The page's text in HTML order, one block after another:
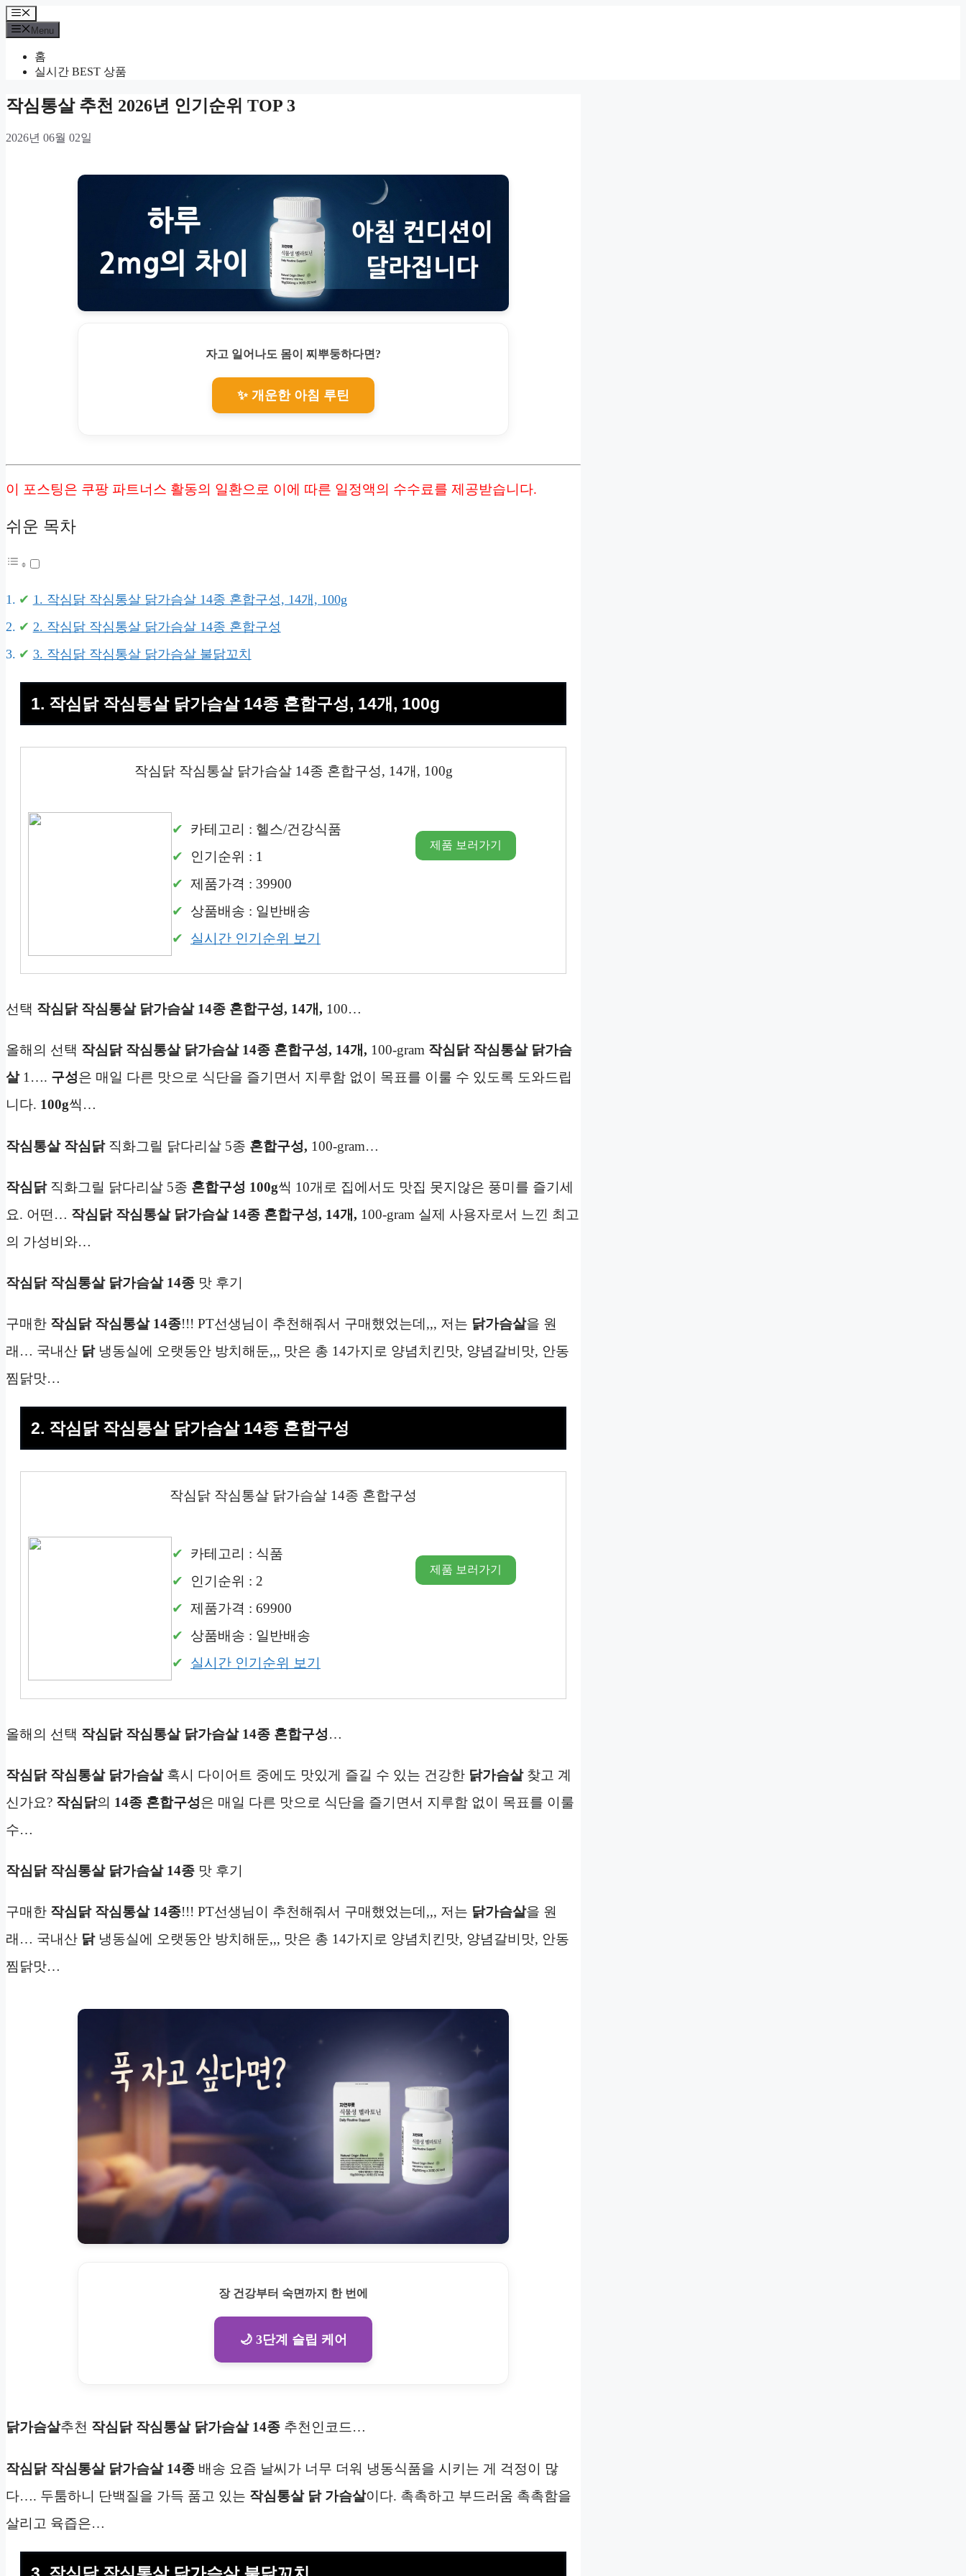
Skip
to
content
Menu
Menu
홈
실시간 BEST 상품
작심통살 추천 2026년 인기순위 TOP 3
2026년 06월 02일
자고 일어나도 몸이 찌뿌둥하다면?
✨ 개운한 아침 루틴
이 포스팅은 쿠팡 파트너스 활동의 일환으로 이에 따른 일정액의 수수료를 제공받습니다.
쉬운 목차
1. 작심닭 작심통살 닭가슴살 14종 혼합구성, 14개, 100g
2. 작심닭 작심통살 닭가슴살 14종 혼합구성
3. 작심닭 작심통살 닭가슴살 불닭꼬치
1. 작심닭 작심통살 닭가슴살 14종 혼합구성, 14개, 100g
작심닭 작심통살 닭가슴살 14종 혼합구성, 14개, 100g
카테고리 : 헬스/건강식품
인기순위 : 1
제품가격 : 39900
상품배송 : 일반배송
실시간 인기순위 보기
제품 보러가기
선택 작심닭 작심통살 닭가슴살 14종 혼합구성, 14개, 100…
올해의 선택 작심닭 작심통살 닭가슴살 14종 혼합구성, 14개, 100-gram 작심닭 작심통살 닭가슴
살1…. 구성은 매일 다른 맛으로 식단을 즐기면서 지루함 없이 목표를 이룰 수 있도록 도와드립
니다. 100g씩…
작심통살 작심닭직화그릴 닭다리살 5종 혼합구성, 100-gram…
작심닭직화그릴 닭다리살 5종 혼합구성 100g씩 10개로 집에서도 맛집 못지않은 풍미를 즐기세
요. 어떤… 작심닭 작심통살 닭가슴살 14종 혼합구성, 14개, 100-gram 실제 사용자로서 느낀 최고
의 가성비와…
작심닭 작심통살 닭가슴살 14종 맛 후기
구매한 작심닭 작심통살 14종!!! PT선생님이 추천해줘서 구매했었는데,,, 저는 닭가슴살을 원
래… 국내산 닭냉동실에 오랫동안 방치해둔,,, 맛은 총 14가지로 양념치킨맛, 양념갈비맛, 안동
찜닭맛…
2. 작심닭 작심통살 닭가슴살 14종 혼합구성
작심닭 작심통살 닭가슴살 14종 혼합구성
카테고리 : 식품
인기순위 : 2
제품가격 : 69900
상품배송 : 일반배송
실시간 인기순위 보기
제품 보러가기
올해의 선택 작심닭 작심통살 닭가슴살 14종 혼합구성…
작심닭 작심통살 닭가슴살혹시 다이어트 중에도 맛있게 즐길 수 있는 건강한 닭가슴살찾고 계
신가요? 작심닭의 14종 혼합구성은 매일 다른 맛으로 식단을 즐기면서 지루함 없이 목표를 이룰
수…
작심닭 작심통살 닭가슴살 14종 맛 후기
구매한 작심닭 작심통살 14종!!! PT선생님이 추천해줘서 구매했었는데,,, 저는 닭가슴살을 원
래… 국내산 닭냉동실에 오랫동안 방치해둔,,, 맛은 총 14가지로 양념치킨맛, 양념갈비맛, 안동
찜닭맛…
장 건강부터 숙면까지 한 번에
🌙 3단계 슬립 케어
닭가슴살추천 작심닭 작심통살 닭가슴살 14종 추천인코드…
작심닭 작심통살 닭가슴살 14종 배송 요즘 날씨가 너무 더워 냉동식품을 시키는 게 걱정이 많
다…. 두툼하니 단백질을 가득 품고 있는 작심통살 닭 가슴살이다. 촉촉하고 부드러움 촉촉함을
살리고 육즙은…